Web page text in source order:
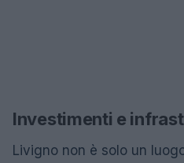
Investimenti e
Livigno non è solo un